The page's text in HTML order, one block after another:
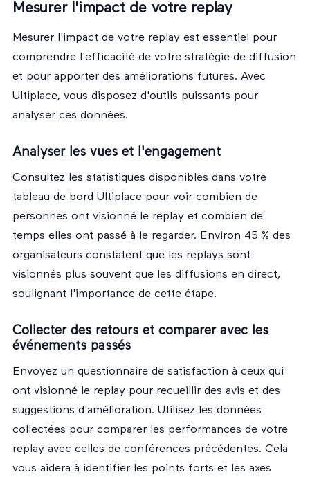
Mesurer l'impact de votre replay
Mesurer l'impact de votre replay est essentiel pour
comprendre l'efficacité de votre stratégie de diffusion
et pour apporter des améliorations futures. Avec
Ultiplace, vous disposez d'outils puissants pour
analyser ces données.
Analyser les vues et l'engagement
Consultez les statistiques disponibles dans votre
tableau de bord Ultiplace pour voir combien de
personnes ont visionné le replay et combien de
temps elles ont passé à le regarder. Environ 45 % des
organisateurs constatent que les replays sont
visionnés plus souvent que les diffusions en direct,
soulignant l'importance de cette étape.
Collecter des retours et comparer avec les
événements passés
Envoyez un questionnaire de satisfaction à ceux qui
ont visionné le replay pour recueillir des avis et des
suggestions d'amélioration. Utilisez les données
collectées pour comparer les performances de votre
replay avec celles de conférences précédentes. Cela
vous aidera à identifier les points forts et les axes